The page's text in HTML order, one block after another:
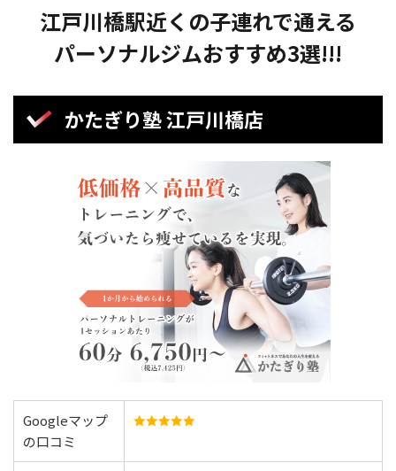
江戸川橋駅近くの子連れで通える
パーソナルジムおすすめ3選!!!
かたぎり塾 江戸川橋店
Googleマップ
の口コミ